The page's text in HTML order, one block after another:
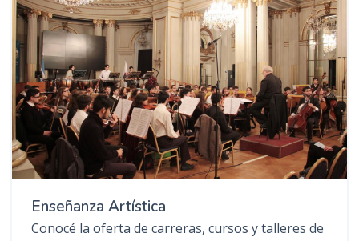
Enseñanza Artística
Conocé la oferta de carreras, cursos y talleres de